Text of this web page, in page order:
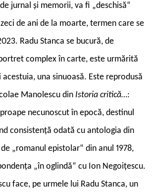
jurnal și memorii, va fi „deschisă“
de ani de la moarte, termen care se
Radu Stanca se bucură, de
complex în carte, este urmărită
una sinuoasă. Este reprodusă
Manolescu din Istoria critică…:
necunoscut în epocă, destinul
consistență odată cu antologia din
„romanul epistolar“ din anul 1978,
„în oglindă“ cu Ion Negoițescu.
face, pe urmele lui Radu Stanca, un